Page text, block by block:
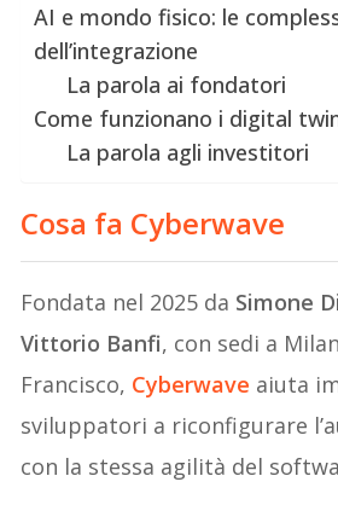
AI e mondo fisico: le
dell’integrazione
La parola ai fondatori
Come funzionano i digital
La parola agli investitori
Cosa fa Cyberwave
Fondata nel 2025 da Simone
Vittorio Banfi, con sedi a
Francisco, Cyberwave aiuta
sviluppatori a riconfigurare
con la stessa agilità del